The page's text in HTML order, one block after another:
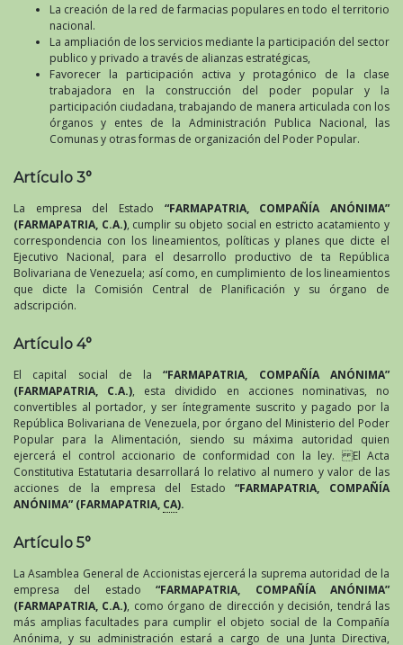
La creación de la red de farmacias populares en todo el territorio
nacional.
La ampliación de los servicios mediante la participación del sector
publico y privado a través de alianzas estratégicas,
Favorecer la participación activa y protagónico de la clase
trabajadora en la construcción del poder popular y la
participación ciudadana, trabajando de manera articulada con los
órganos y entes de la Administración Publica Nacional, las
Comunas y otras formas de organización del Poder Popular.
Artículo 3°
La empresa del Estado “FARMAPATRIA, COMPAÑÍA ANÓNIMA”
(FARMAPATRIA, C.A.), cumplir su objeto social en estricto acatamiento y
correspondencia con los lineamientos, políticas y planes que dicte el
Ejecutivo Nacional, para el desarrollo productivo de ta República
Bolivariana de Venezuela; así como, en cumplimiento de los lineamientos
que dicte la Comisión Central de Planificación y su órgano de
adscripción.
Artículo 4°
El capital social de la“FARMAPATRIA, COMPAÑÍA ANÓNIMA”
(FARMAPATRIA, C.A.), esta dividido en acciones nominativas, no
convertibles al portador, y ser íntegramente suscrito y pagado por la
República Bolivariana de Venezuela, por órgano del Ministerio del Poder
Popular para la Alimentación, siendo su máxima autoridad quien
ejercerá el control accionario de conformidad con la ley. El Acta
Constitutiva Estatutaria desarrollará lo relativo al numero y valor de las
acciones de la empresa del Estado“FARMAPATRIA, COMPAÑÍA
ANÓNIMA” (FARMAPATRIA, CA).
Artículo 5°
La Asamblea General de Accionistas ejercerá la suprema autoridad de la
empresa del estado“FARMAPATRIA, COMPAÑÍA ANÓNIMA”
(FARMAPATRIA, C.A.), como órgano de dirección y decisión, tendrá las
más amplias facultades para cumplir el objeto social de la Compañía
Anónima, y su administración estará a cargo de una Junta Directiva,